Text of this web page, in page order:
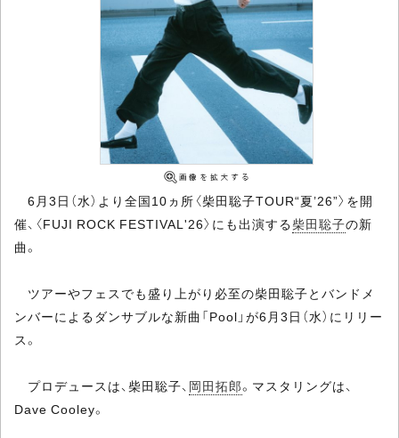
6月3日（水）より全国10ヵ所〈柴田聡子TOUR“夏’26”〉を開
催、〈FUJI ROCK FESTIVAL'26〉にも出演する柴田聡子の新
曲。
ツアーやフェスでも盛り上がり必至の柴田聡子とバンドメ
ンバーによるダンサブルな新曲「Pool」が6月3日（水）にリリー
ス。
プロデュースは、柴田聡子、 岡田拓郎。マスタリングは、
Dave Cooley。